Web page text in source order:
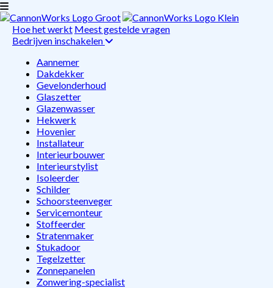
Hoe het werkt Meest gestelde vragen
Bedrijven inschakelen
Aannemer
Dakdekker
Gevelonderhoud
Glaszetter
Glazenwasser
Hekwerk
Hovenier
Installateur
Interieurbouwer
Interieurstylist
Isoleerder
Schilder
Schoorsteenveger
Servicemonteur
Stoffeerder
Stratenmaker
Stukadoor
Tegelzetter
Zonnepanelen
Zonwering-specialist